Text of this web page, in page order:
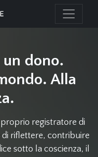
un dono.
Alla
registratore di
di riflettere, contribuire
sotto la coscienza, il